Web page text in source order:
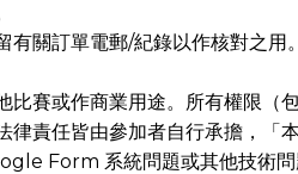
關訂單電郵/紀錄以作核對之
賽或作商業用途。所有權限（
責任皆由參加者自行承擔，「
Form 系統問題或其他技術問